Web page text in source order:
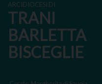
ARCIDIOCESI DI
TRANI
BARLETTA
BISCEGLIE